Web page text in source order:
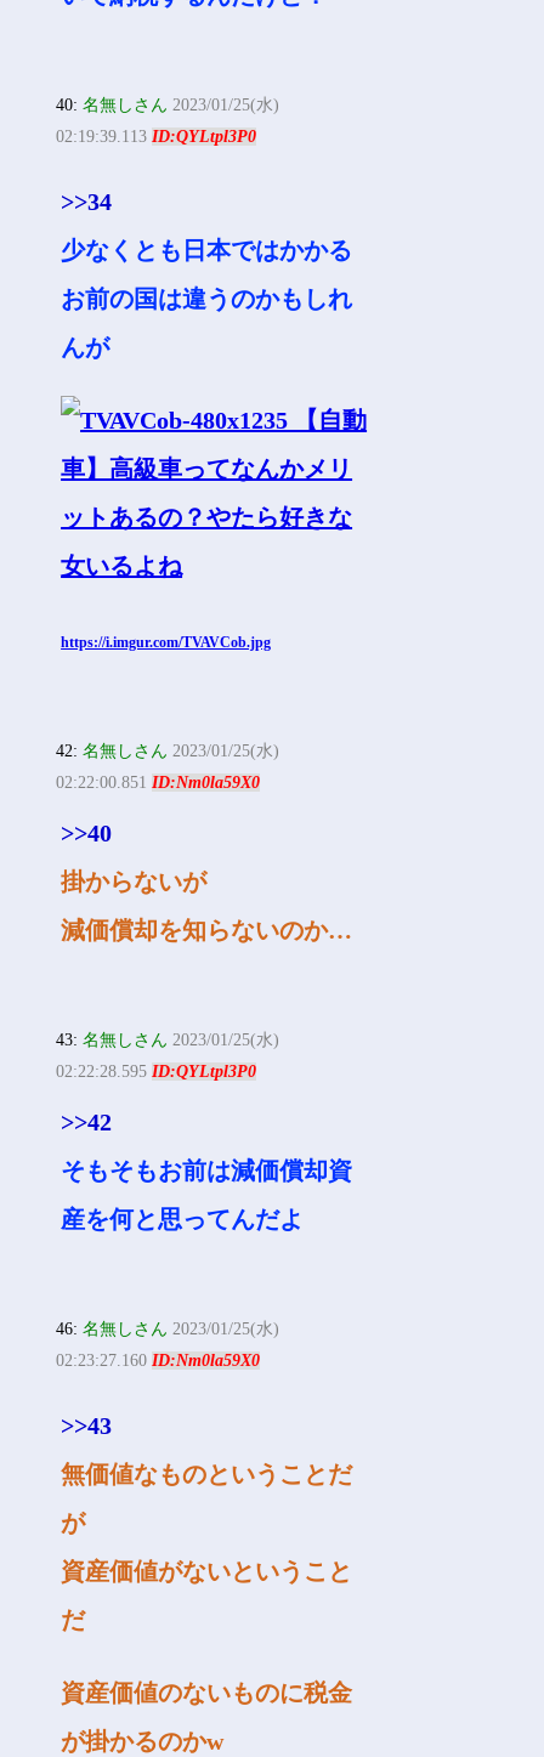
40:名無しさん 2023/01/25(水)
02:19:39.113ID:QYLtpl3P0
>>34
少なくとも日本ではかかる
お前の国は違うのかもしれ
んが
https://i.imgur.com/TVAVCob.jpg
42:名無しさん 2023/01/25(水)
02:22:00.851ID:Nm0la59X0
>>40
掛からないが
減価償却を知らないのか…
43:名無しさん 2023/01/25(水)
02:22:28.595ID:QYLtpl3P0
>>42
そもそもお前は減価償却資
産を何と思ってんだよ
46:名無しさん 2023/01/25(水)
02:23:27.160ID:Nm0la59X0
>>43
無価値なものということだ
が
資産価値がないということ
だ
資産価値のないものに税金
が掛かるのかw